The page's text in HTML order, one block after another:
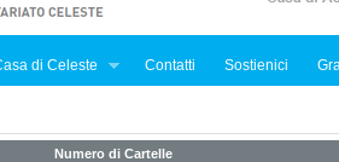
di Celeste Contatti Sostienici
Numero di Cartelle